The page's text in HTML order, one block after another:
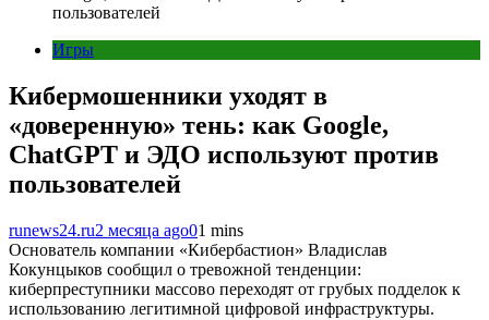
пользователей
Игры
Кибермошенники уходят в
«доверенную» тень: как Google,
ChatGPT и ЭДО используют против
пользователей
runews24.ru2 месяца ago01 mins
Основатель компании «Кибербастион» Владислав
Кокунцыков сообщил о тревожной тенденции:
киберпреступники массово переходят от грубых подделок к
использованию легитимной цифровой инфраструктуры.